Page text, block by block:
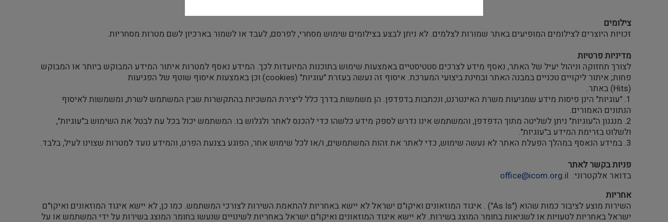
צילומים
זכויות היוצרים לצילומים המופיעים באתר שמורות לצלמים. לא ניתן לבצע בצילומים שימוש מסחרי, לפרסם, לעבד או לשמור בארכיון לשם מטרות מסחריות.
מדיניות פרטיות
לצורך תחזוקה וניהול יעיל של האתר, נאסף מידע לצרכים סטטיסטיים באמצעות שימוש בתוכנות המיועדות לכך. המידע נאסף למטרות איתור המידע המבוקש ביותר או המבוקש
פחות; איתור ליקויים טכניים במבנה האתר ובחינת ביצועי המערכת. איסוף זה נעשה בעזרת "עוגיות" (cookies) וכן באמצעות איסוף שוטף של הפגיעות
(Hits) באתר.
1. "עוגיות" הינן פיסות מידע שמגיעות משרת האינטרנט, ונכתבות בדפדפן. הן משמשות בדרך כלל ליצירת המשכיות בהתקשרות שבין המשתמש לשרת, ומשמשות לאיסוף
הנתונים האמורים.
2. מנגנון ה"עוגיות" ניתן לשליטה מתוך הדפדפן, והמשתמש אינו נדרש לספק מידע כלשהו כדי להכנס לאתר ולגלוש בו. המשתמש יכול בכל עת לבטל את השימוש ב"עוגיות",
ולשלוט בזרימת המידע ב"עוגיות".
3. במידע הנאסף במהלך הפעלת האתר לא נעשה שימוש, כדי לאתר את זהות המשתמשים, ו/או לכל שימוש אחר, הפוגע בצנעת הפרט, והמידע נועד למטרות שצוינו לעיל, בלבד.
פניות בקשר לאתר
בדואר אלקטרוני: office@icom.org.il
אחריות
השירות מוצע לציבור כמות שהוא ("As Is") . איגוד המוזאונים ואיקו"ם ישראל לא יישא באחריות להתאמת השירות לצורכי המשתמש. כמו כן, לא יישא איגוד המוזאונים ואיקו"ם
ישראל באחריות לטעויות או לשגיאות בחומר המוצג בשירות. לא יישא איגוד המוזאונים ואיקו"ם ישראל באחריות לשינויים שנעשו בחומר המוצג בשירות על ידי המשתמש או על